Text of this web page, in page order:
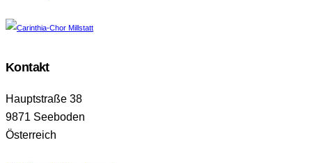
Kontakt
Hauptstraße 38
9871 Seeboden
Österreich